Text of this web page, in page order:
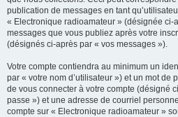
publication de messages en tant
« Electronique radioamateur » (désignée ci-
messages que vous publiez après votre
(désignés ci-après par « vos messages »).
Votre compte contiendra au minimum un
par « votre nom d’utilisateur ») et un mot de
de vous connecter à votre compte (désigné
passe ») et une adresse de courriel
compte sur « Electronique radioamateur »